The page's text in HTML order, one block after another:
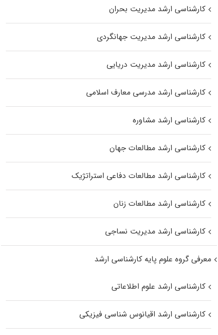
کارشناسی ارشد مدیریت بحران
کارشناسی ارشد مدیریت جهانگردی
کارشناسی ارشد مدیریت دریایی
کارشناسی ارشد مدرسی معارف اسلامی
کارشناسی ارشد مشاوره
کارشناسی ارشد مطالعات جهان
کارشناسی ارشد مطالعات دفاعی استراتژیک
کارشناسی ارشد مطالعات زنان
کارشناسی ارشد مدیریت نساجی
معرفی گروه علوم پایه کارشناسی ارشد
کارشناسی ارشد علوم اطلاعاتی
کارشناسی ارشد اقیانوس‌ شناسی فیزیکی